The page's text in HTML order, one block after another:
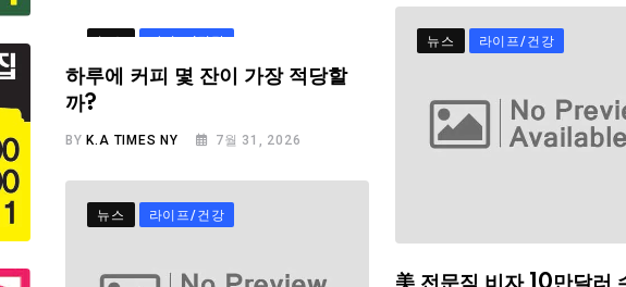
뉴스 라이프/건강
하루에 커피 몇 잔이 가장 적당할
까?
BYK.A TIMES NY 7월 31, 2026
뉴스 라이프/건강
뉴스 라이프/건강